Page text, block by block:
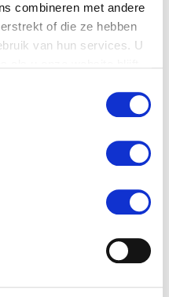
combineren met andere
of die ze hebben
van hun services. U
augustus 2026
wij in overleg ook